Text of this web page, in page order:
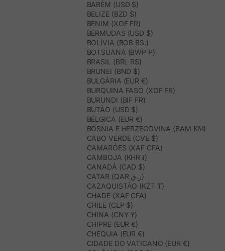
BARÉM (USD $)
BELIZE (BZD $)
BENIM (XOF FR)
BERMUDAS (USD $)
BOLÍVIA (BOB BS.)
BOTSUANA (BWP P)
BRASIL (BRL R$)
BRUNEI (BND $)
BULGÁRIA (EUR €)
BURQUINA FASO (XOF FR)
BURUNDI (BIF FR)
BUTÃO (USD $)
BÉLGICA (EUR €)
BÓSNIA E HERZEGOVINA (BAM КМ)
CABO VERDE (CVE $)
CAMARÕES (XAF CFA)
CAMBOJA (KHR ៛)
CANADÁ (CAD $)
CATAR (QAR ر.ق)
CAZAQUISTÃO (KZT ₸)
CHADE (XAF CFA)
CHILE (CLP $)
CHINA (CNY ¥)
CHIPRE (EUR €)
CHÉQUIA (EUR €)
CIDADE DO VATICANO (EUR €)